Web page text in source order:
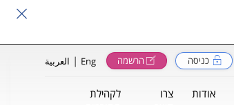
כניסה הרשמה Eng
| العربية
אודות
צרו
לקהילת